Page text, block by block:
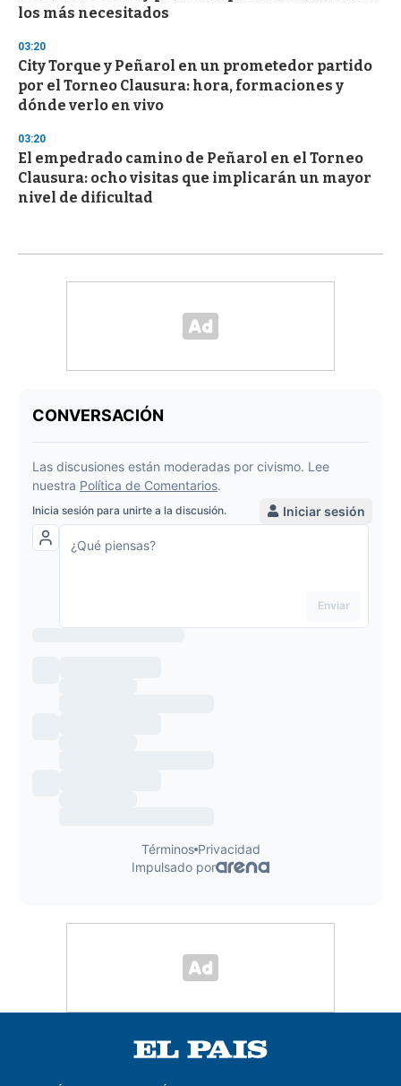
los más necesitados
03:20
City Torque y Peñarol en un prometedor partido
por el Torneo Clausura: hora, formaciones y
dónde verlo en vivo
03:20
El empedrado camino de Peñarol en el Torneo
Clausura: ocho visitas que implicarán un mayor
nivel de dificultad